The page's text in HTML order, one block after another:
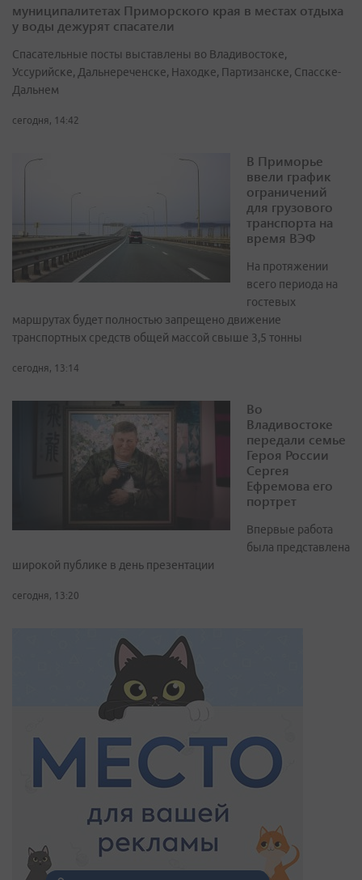
муниципалитетах Приморского края в местах отдыха
у воды дежурят спасатели
Спасательные посты выставлены во Владивостоке,
Уссурийске, Дальнереченске, Находке, Партизанске, Спасске-
Дальнем
сегодня, 14:42
В Приморье
ввели график
ограничений
для грузового
транспорта на
время ВЭФ
На протяжении
всего периода на
гостевых
маршрутах будет полностью запрещено движение
транспортных средств общей массой свыше 3,5 тонны
сегодня, 13:14
Во
Владивостоке
передали семье
Героя России
Сергея
Ефремова его
портрет
Впервые работа
была представлена
широкой публике в день презентации
сегодня, 13:20